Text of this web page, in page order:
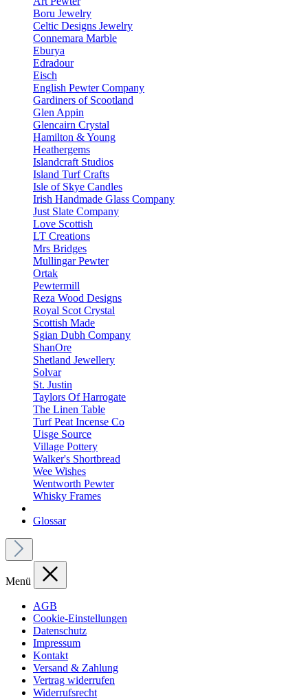
Boru Jewelry
Celtic Designs Jewelry
Connemara Marble
Eburya
Edradour
Eisch
English Pewter Company
Gardiners of Scootland
Glen Appin
Glencairn Crystal
Hamilton & Young
Heathergems
Islandcraft Studios
Island Turf Crafts
Isle of Skye Candles
Irish Handmade Glass Company
Just Slate Company
Love Scottish
LT Creations
Mrs Bridges
Mullingar Pewter
Ortak
Pewtermill
Reza Wood Designs
Royal Scot Crystal
Scottish Made
Sgian Dubh Company
ShanOre
Shetland Jewellery
Solvar
St. Justin
Taylors Of Harrogate
The Linen Table
Turf Peat Incense Co
Uisge Source
Village Pottery
Walker's Shortbread
Wee Wishes
Wentworth Pewter
Whisky Frames
Glossar
Menü
AGB
Cookie-Einstellungen
Datenschutz
Impressum
Kontakt
Versand & Zahlung
Vertrag widerrufen
Widerrufsrecht